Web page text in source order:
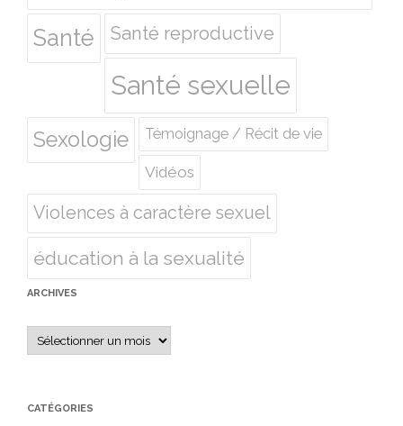
Santé
Santé reproductive
Santé sexuelle
Sexologie Témoignage / Récit de vie
Vidéos
Violences à caractère sexuel
éducation à la sexualité
ARCHIVES
Archives
CATÉGORIES